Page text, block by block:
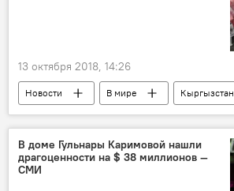
13 октября 2018, 14:26
Новости В мире
Кыргызстан
экономика
Азия
Казахстан
запрет
В доме Гульнары Каримовой нашли
драгоценности на $ 38 миллионов —
СМИ